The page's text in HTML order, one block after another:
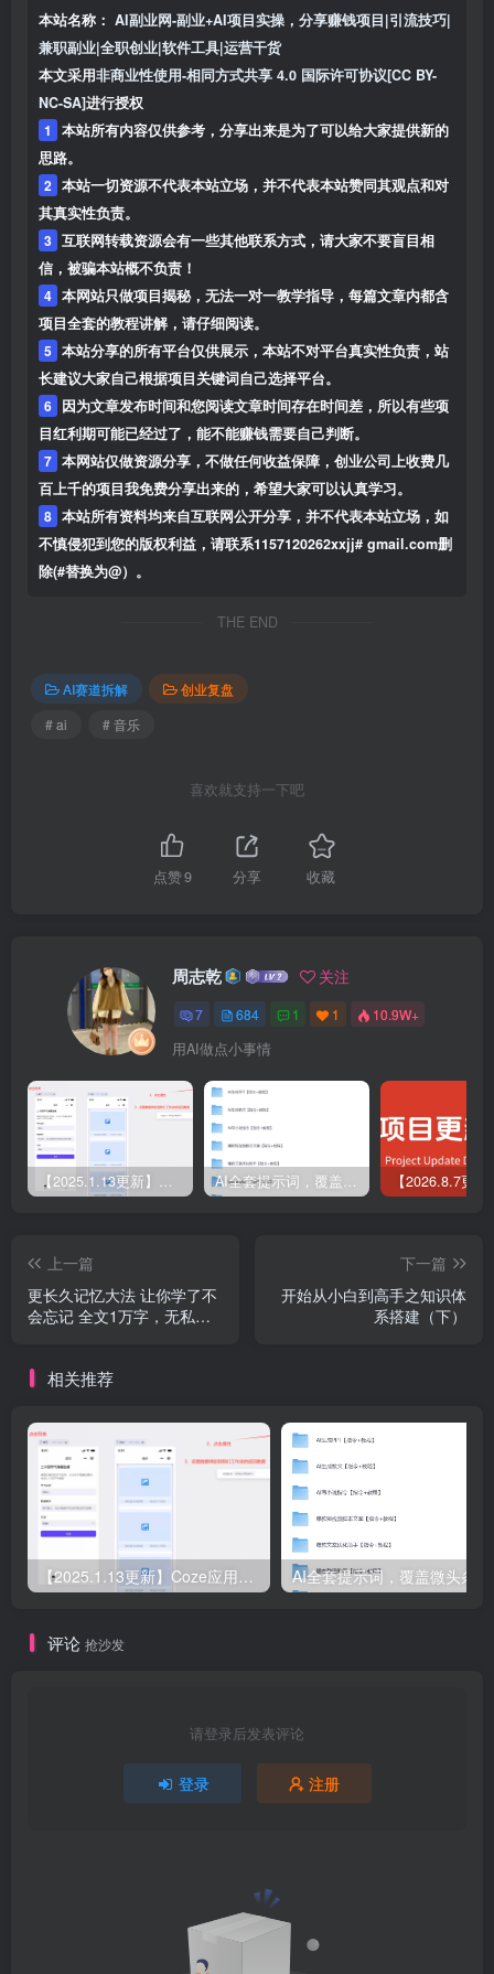
本站名称： AI副业网-副业+AI项目实操，分享赚钱项目|引流技巧|
兼职副业|全职创业|软件工具|运营干货
本文采用非商业性使用-相同方式共享 4.0 国际许可协议[CC BY-
NC-SA]进行授权
1
本站所有内容仅供参考，分享出来是为了可以给大家提供新的
思路。
2 本站一切资源不代表本站立场，并不代表本站赞同其观点和对
其真实性负责。
3 互联网转载资源会有一些其他联系方式，请大家不要盲目相
信，被骗本站概不负责！
4 本网站只做项目揭秘，无法一对一教学指导，每篇文章内都含
项目全套的教程讲解，请仔细阅读。
5 本站分享的所有平台仅供展示，本站不对平台真实性负责，站
长建议大家自己根据项目关键词自己选择平台。
6 因为文章发布时间和您阅读文章时间存在时间差，所以有些项
目红利期可能已经过了，能不能赚钱需要自己判断。
7 本网站仅做资源分享，不做任何收益保障，创业公司上收费几
百上千的项目我免费分享出来的，希望大家可以认真学习。
8 本站所有资料均来自互联网公开分享，并不代表本站立场，如
不慎侵犯到您的版权利益，请联系1157120262xxjj# gmail.com删
除(#替换为@）。
THE END
AI赛道拆解
创业复盘
# ai
# 音乐
喜欢就支持一下吧
点赞9 分享 收藏
周志乾 关注
7 684 1 1 10.9W+
用AI做点小事情
【2025.1.13更新】Coze应用实战 如何利用coze应用功能，开发一个小程序，并发布到微信 AI全套提示词，覆盖微头条、小说、短视频脚本等32+创作场景
上一篇
更长久记忆大法 让你学了不
会忘记 全文1万字，无私分
下一篇
开始从小白到高手之知识体
系搭建（下）
相关推荐
【2025.1.13更新】Coze应用实战 如何利用coze应用功能，开发一个小程序，并发布到微信
评论 抢沙发
请登录后发表评论
登录 注册